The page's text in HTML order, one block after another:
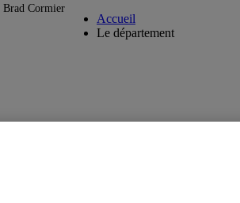
Brad Cormier
Accueil
Le département